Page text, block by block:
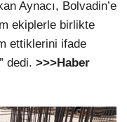
Aynacı, Bolvadin’e
ekiplerle birlikte
ettiklerini ifade
dedi. >>>Haber